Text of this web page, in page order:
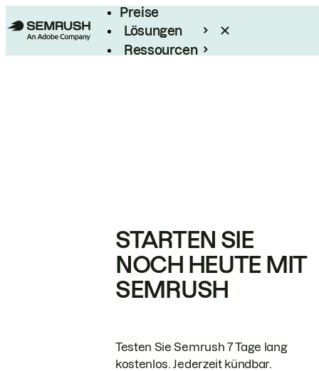
Preise
Lösungen
Ressourcen
STARTEN SIE
NOCH HEUTE MIT
SEMRUSH
Testen Sie Semrush 7 Tage lang
kostenlos. Jederzeit kündbar.